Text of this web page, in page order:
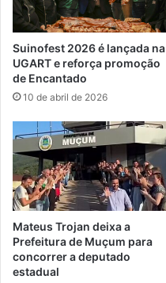
Suinofest 2026 é lançada na
UGART e reforça promoção
de Encantado
10 de abril de 2026
Mateus Trojan deixa a
Prefeitura de Muçum para
concorrer a deputado
estadual